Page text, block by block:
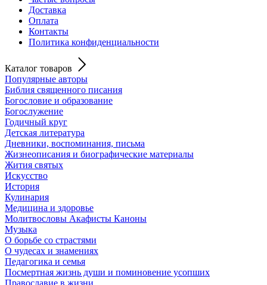
Доставка
Оплата
Контакты
Политика конфиденциальности
Каталог товаров
Популярные авторы
Библия священного писания
Богословие и образование
Богослужение
Годичный круг
Детская литература
Дневники, воспоминания, письма
Жизнеописания и биографические материалы
Жития святых
Искусство
История
Кулинария
Медицина и здоровье
Молитвословы Акафисты Каноны
Музыка
О борьбе со страстями
О чудесах и знамениях
Педагогика и семья
Посмертная жизнь души и поминовение усопших
Православие в жизни